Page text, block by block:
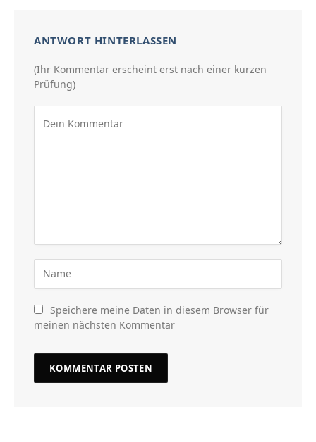
ANTWORT HINTERLASSEN
(Ihr Kommentar erscheint erst nach einer kurzen
Prüfung)
Speichere meine Daten in diesem Browser für
meinen nächsten Kommentar